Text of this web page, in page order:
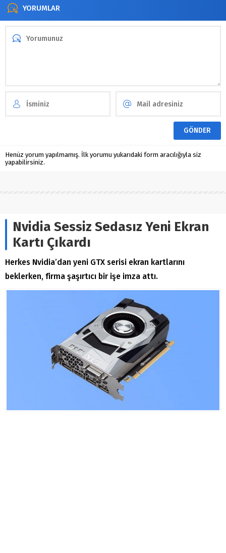
YORUMLAR
Henüz yorum yapılmamış. İlk yorumu yukarıdaki form aracılığıyla siz
yapabilirsiniz.
Nvidia Sessiz Sedasız Yeni Ekran
Kartı Çıkardı
Herkes Nvidia’dan yeni GTX serisi ekran kartlarını
beklerken, firma şaşırtıcı bir işe imza attı.